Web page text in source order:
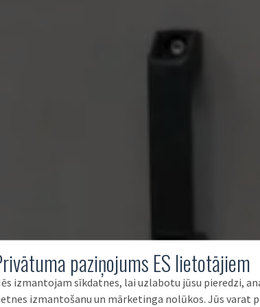
paziņojums ES lietotājiem
izmantojam sīkdatnes, lai uzlabotu jūsu pieredzi,
izmantošanu un mārketinga nolūkos. Jūs varat